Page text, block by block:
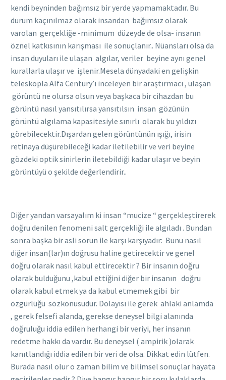
kendi beyninden bağımsız bir yerde yapmamaktadır. Bu
durum kaçınılmaz olarak insandan bağımsız olarak
varolan gerçekliğe -minimum düzeyde de olsa- insanın
öznel katkısının karışması ile sonuçlanır.. Nüansları olsa da
insan duyuları ile ulaşan algılar, veriler beyine aynı genel
kurallarla ulaşır ve işlenir.Mesela dünyadaki en gelişkin
teleskopla Alfa Century’ı inceleyen bir araştırmacı , ulaşan
görüntü ne olursa olsun veya başkaca bir cihazdan bu
görüntü nasıl yansıtılırsa yansıtılsın insan gözünün
görüntü algılama kapasitesiyle sınırlı olarak bu yıldızı
görebilecektir.Dışardan gelen görüntünün ışığı, irisin
retinaya düşürebileceği kadar iletilebilir ve veri beyine
gözdeki optik sinirlerin iletebildiği kadar ulaşır ve beyin
görüntüyü o şekilde değerlendirir..
Diğer yandan varsayalım ki insan “mucize “ gerçekleştirerek
doğru denilen fenomeni salt gerçekliği ile algıladı . Bundan
sonra başka bir asli sorun ile karşı karşıyadır: Bunu nasıl
diğer insan(lar)ın doğrusu haline getirecektir ve genel
doğru olarak nasıl kabul ettirecektir ? Bir insanın doğru
olarak bulduğunu ,kabul ettiğini diğer bir insanın doğru
olarak kabul etmek ya da kabul etmemek gibi bir
özgürlüğü sözkonusudur. Dolayısı ile gerek ahlaki anlamda
, gerek felsefi alanda, gerekse deneysel bilgi alanında
doğruluğu iddia edilen herhangi bir veriyi, her insanın
redetme hakkı da vardır. Bu deneysel ( ampirik )olarak
kanıtlandığı iddia edilen bir veri de olsa. Dikkat edin lütfen.
Burada nasıl olur o zaman bilim ve bilimsel sonuçlar hayata